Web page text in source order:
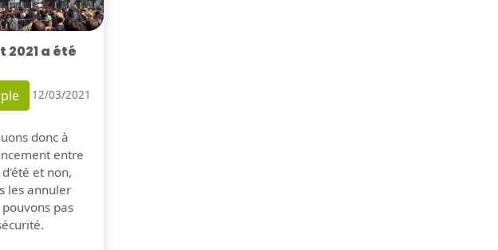
2021 a été
12/03/2021
donc à
entre
et non,
les annuler
pas